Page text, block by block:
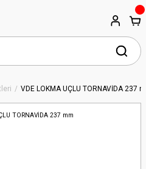
VDE LOKMA UÇLU TORNAVİDA 237